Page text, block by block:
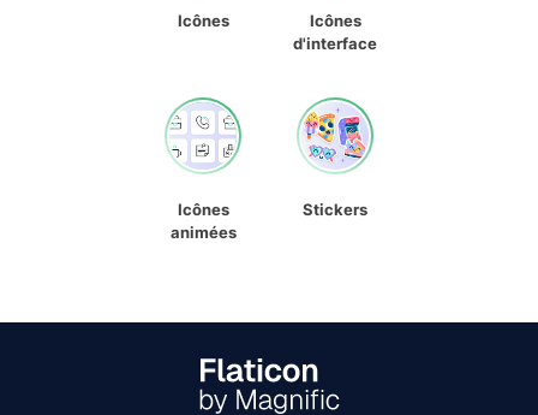
Icônes
Icônes
d'interface
Icônes
animées
Stickers